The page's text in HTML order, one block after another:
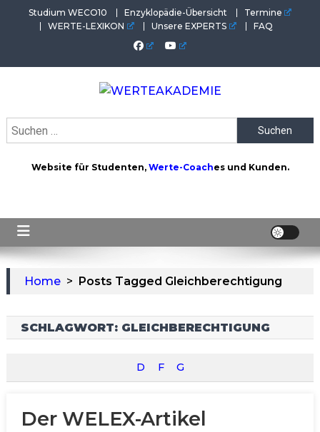
Studium WECO10 Enzyklopädie-Übersicht
Termine
WERTE-LEXIKON
Unsere EXPERTS FAQ
Akademie. Wertvolles für Werte-Coaches.
Suchen
nach:
Website für Studenten, Werte-Coaches und Kunden.
Home > Posts Tagged Gleichberechtigung
SCHLAGWORT: GLEICHBERECHTIGUNG
D F G
Der WELEX-Artikel